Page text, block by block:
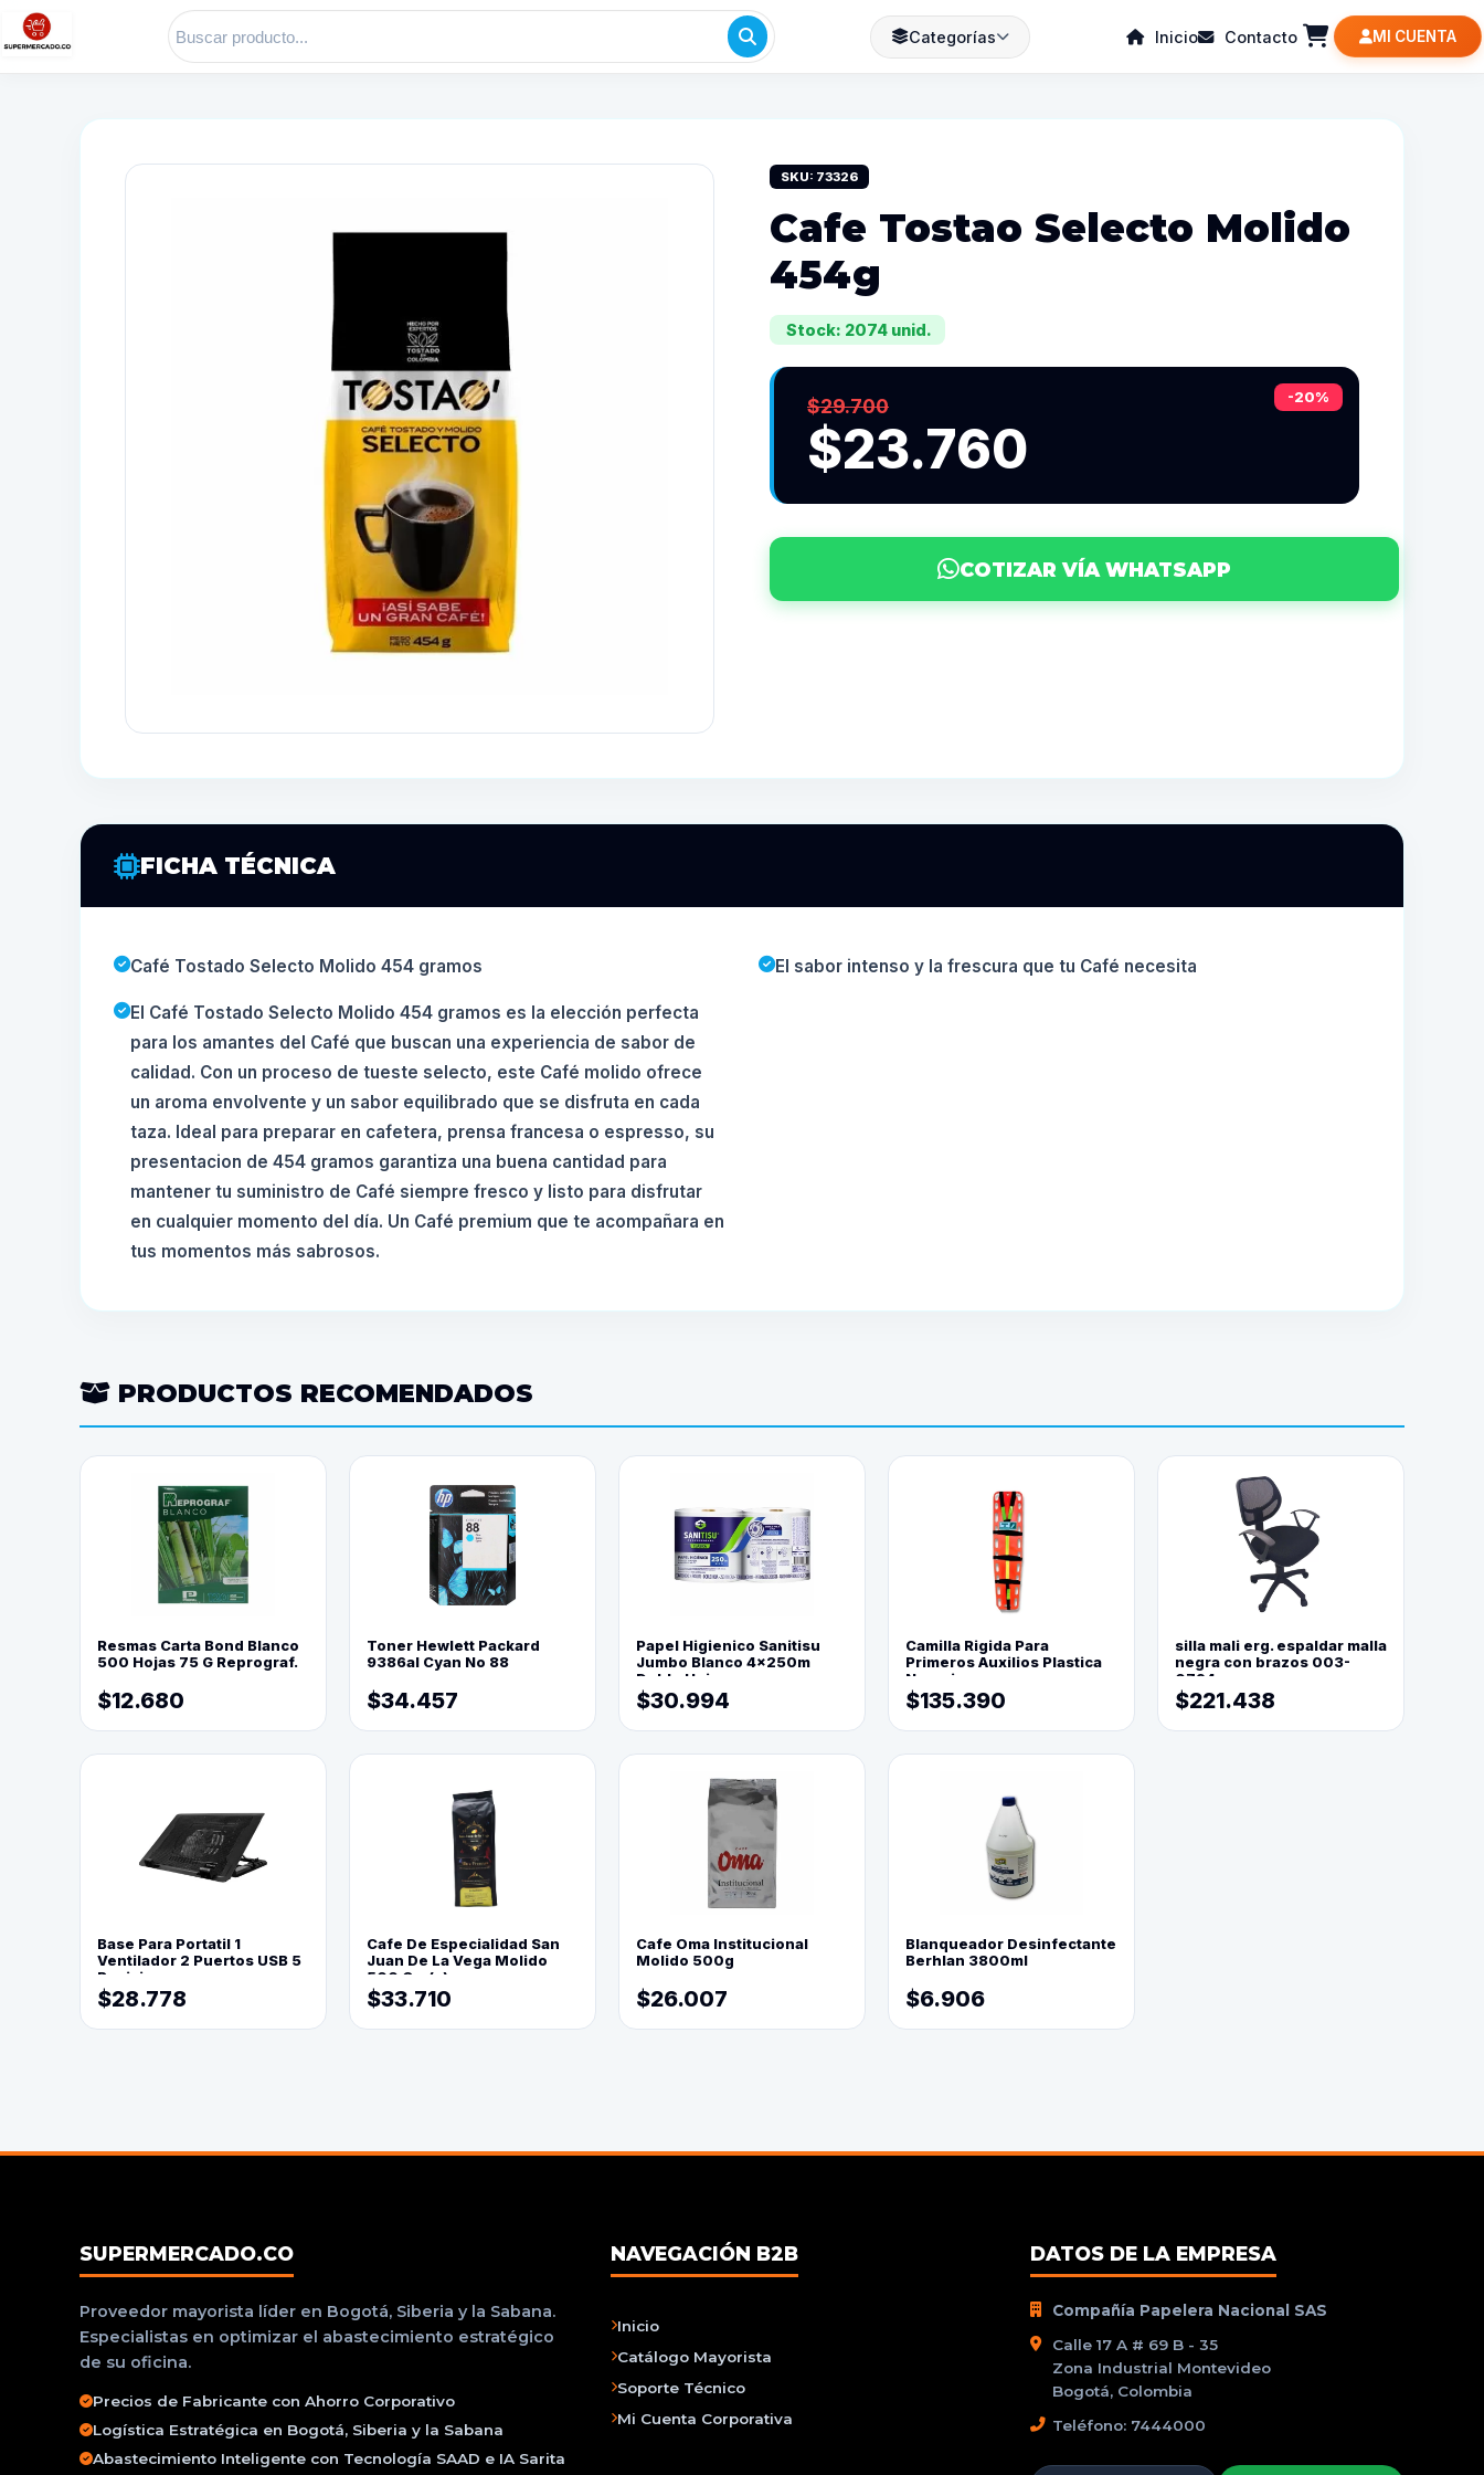
Categorías Inicio Contacto MI CUENTA
SKU: 73326
Cafe Tostao Selecto Molido
454g
Stock: 2074 unid.
-20%
$29.700
$23.760
COTIZAR VÍA WHATSAPP
FICHA TÉCNICA
Café Tostado Selecto Molido 454 gramos El sabor intenso y la frescura que tu Café necesita
El Café Tostado Selecto Molido 454 gramos es la elección perfecta
para los amantes del Café que buscan una experiencia de sabor de
calidad. Con un proceso de tueste selecto, este Café molido ofrece
un aroma envolvente y un sabor equilibrado que se disfruta en cada
taza. Ideal para preparar en cafetera, prensa francesa o espresso, su
presentacion de 454 gramos garantiza una buena cantidad para
mantener tu suministro de Café siempre fresco y listo para disfrutar
en cualquier momento del día. Un Café premium que te acompañara en
tus momentos más sabrosos.
PRODUCTOS RECOMENDADOS
Resmas Carta Bond Blanco
500 Hojas 75 G Reprograf.
$12.680
Toner Hewlett Packard
9386al Cyan No 88
$34.457
Papel Higienico Sanitisu
Jumbo Blanco 4x250m
Doble Hoja
$30.994
Camilla Rigida Para
Primeros Auxilios Plastica
Naranja
$135.390
silla mali erg. espaldar malla
negra con brazos 003-
0794
$221.438
Base Para Portatil 1
Ventilador 2 Puertos USB 5
Posiciones
$28.778
Cafe De Especialidad San
Juan De La Vega Molido
500 Grs(=)
$33.710
Cafe Oma Institucional
Molido 500g
$26.007
Blanqueador Desinfectante
Berhlan 3800ml
$6.906
SUPERMERCADO.CO
Proveedor mayorista líder en Bogotá, Siberia y la Sabana.
Especialistas en optimizar el abastecimiento estratégico
de su oficina.
Precios de Fabricante con Ahorro Corporativo
Logística Estratégica en Bogotá, Siberia y la Sabana
Abastecimiento Inteligente con Tecnología SAAD e IA Sarita
NAVEGACIÓN B2B
Inicio
Catálogo Mayorista
Soporte Técnico
Mi Cuenta Corporativa
DATOS DE LA EMPRESA
Compañía Papelera Nacional SAS
Calle 17 A # 69 B - 35
Zona Industrial Montevideo
Bogotá, Colombia
Teléfono: 7444000